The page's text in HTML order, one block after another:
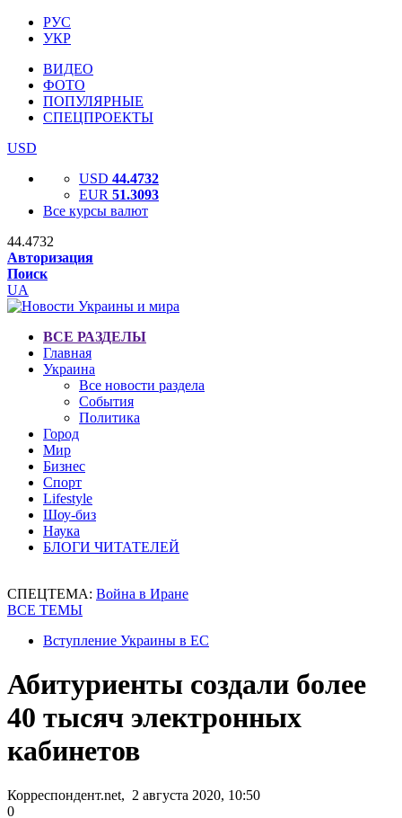
РУС
УКР
ВИДЕО
ФОТО
ПОПУЛЯРНЫЕ
СПЕЦПРОЕКТЫ
USD
USD 44.4732
EUR 51.3093
Все курсы валют
44.4732
Авторизация
Поиск
UA
ВСЕ РАЗДЕЛЫ
Главная
Украина
Все новости раздела
События
Политика
Город
Мир
Бизнес
Спорт
Lifestyle
Шоу-биз
Наука
БЛОГИ ЧИТАТЕЛЕЙ
СПЕЦТЕМА: Война в Иране
ВСЕ ТЕМЫ
Вступление Украины в ЕС
Абитуриенты создали более
40 тысяч электронных
кабинетов
Корреспондент.net, 2 августа 2020, 10:50
0